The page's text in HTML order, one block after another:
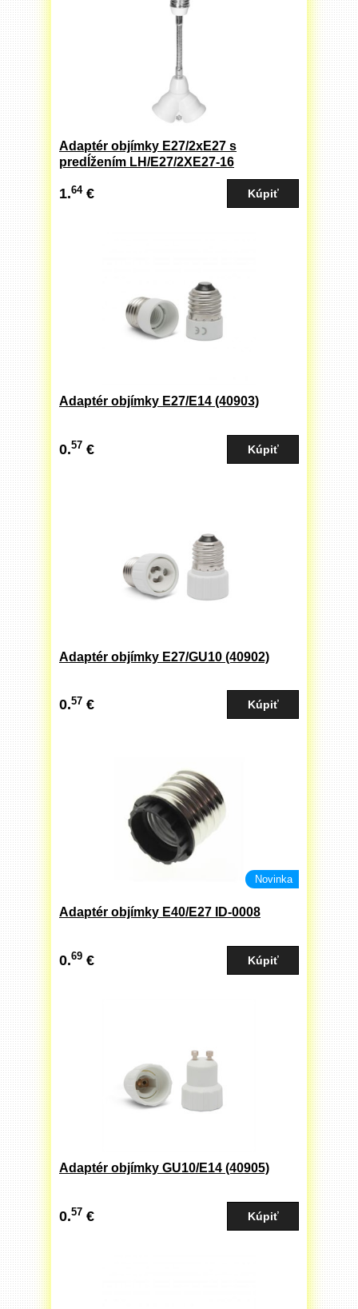
Adaptér objímky E27/2xE27 s
predĺžením LH/E27/2XE27-16
1.64€
Adaptér objímky E27/E14 (40903)
0.57 €
Adaptér objímky E27/GU10 (40902)
0.57 €
Novinka
Adaptér objímky E40/E27 ID-0008
0.69 €
Adaptér objímky GU10/E14 (40905)
0.57 €